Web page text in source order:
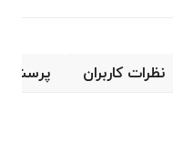
نظرات کاربران پرسش